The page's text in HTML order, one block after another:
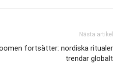
Nästa artikel
fortsätter: nordiska ritualer
trendar globalt